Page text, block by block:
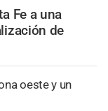
Fe a una
de
oeste y un